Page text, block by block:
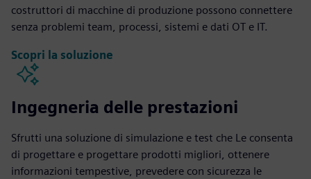
costruttori di macchine di produzione possono connettere
senza problemi team, processi, sistemi e dati OT e IT.
Scopri la soluzione
Ingegneria delle prestazioni
Sfrutti una soluzione di simulazione e test che Le consenta
di progettare e progettare prodotti migliori, ottenere
informazioni tempestive, prevedere con sicurezza le